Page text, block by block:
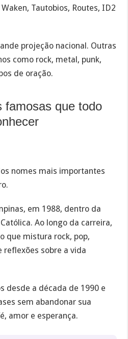
Tautobios, Routes, ID2
projeção nacional. Outras
como rock, metal, punk,
de oração.
famosas que todo
nomes mais importantes
em 1988, dentro da
Ao longo da carreira,
que mistura rock, pop,
reflexões sobre a vida
desde a década de 1990 e
sem abandonar sua
amor e esperança.